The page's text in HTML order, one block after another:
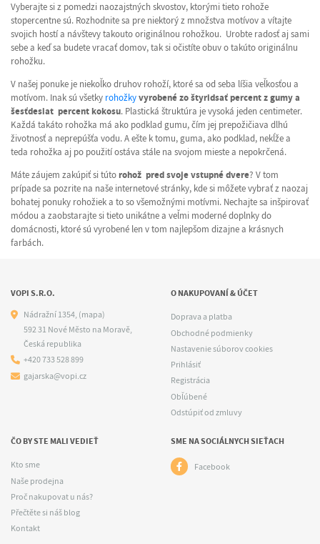
Vyberajte si z pomedzi naozajstných skvostov, ktorými tieto rohože
stopercentne sú. Rozhodnite sa pre niektorý z množstva motívov a vítajte
svojich hostí a návštevy takouto originálnou rohožkou. Urobte radosť aj sami
sebe a keď sa budete vracať domov, tak si očistíte obuv o takúto originálnu
rohožku.
V našej ponuke je niekoľko druhov rohoží, ktoré sa od seba líšia veľkosťou a
motívom. Inak sú všetky rohožkyvyrobené zo štyridsať percent z gumy a
šesťdesiat percent kokosu. Plastická štruktúra je vysoká jeden centimeter.
Každá takáto rohožka má ako podklad gumu, čím jej prepožičiava dlhú
životnosť a neprepúšťa vodu. A ešte k tomu, guma, ako podklad, nekĺže a
teda rohožka aj po použití ostáva stále na svojom mieste a nepokrčená.
Máte záujem zakúpiť si tútorohož pred svoje vstupné dvere? V tom
prípade sa pozrite na naše internetové stránky, kde si môžete vybrať z naozaj
bohatej ponuky rohožiek a to so všemožnými motívmi. Nechajte sa inšpirovať
módou a zaobstarajte si tieto unikátne a veľmi moderné doplnky do
domácnosti, ktoré sú vyrobené len v tom najlepšom dizajne a krásnych
farbách.
VOPI S.R.O.
Nádražní 1354,(mapa)
592 31 Nové Město na Moravě,
Česká republika
+420 733 528 899
gajarska@vopi.cz
O NAKUPOVANÍ & ÚČET
Doprava a platba
Obchodné podmienky
Nastavenie súborov cookies
Prihlásiť
Registrácia
Obľúbené
Odstúpiť od zmluvy
ČO BY STE MALI VEDIEŤ
Kto sme
Naše prodejna
Proč nakupovat u nás?
Přečtěte si náš blog
Kontakt
SME NA SOCIÁLNYCH SIEŤACH
Facebook